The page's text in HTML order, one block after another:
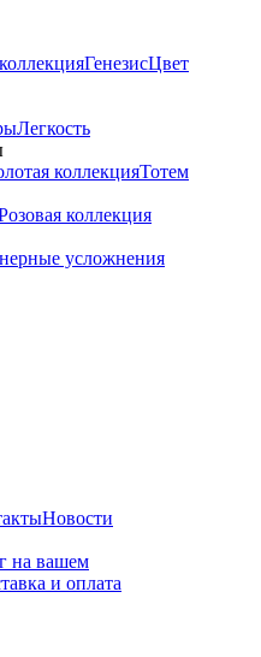
ГенезисЦвет
Легкость
коллекцияТотем
коллекция
усложнения
Новости
на вашем
и оплата